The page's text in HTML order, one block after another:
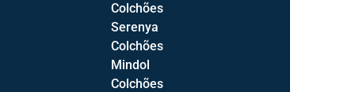
5
Consolas 24
Sapateiras 18
Colchões
Serenya
Colchões
Mindol
Colchões